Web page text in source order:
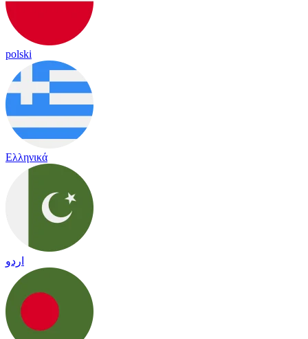
polski
Ελληνικά
اردو